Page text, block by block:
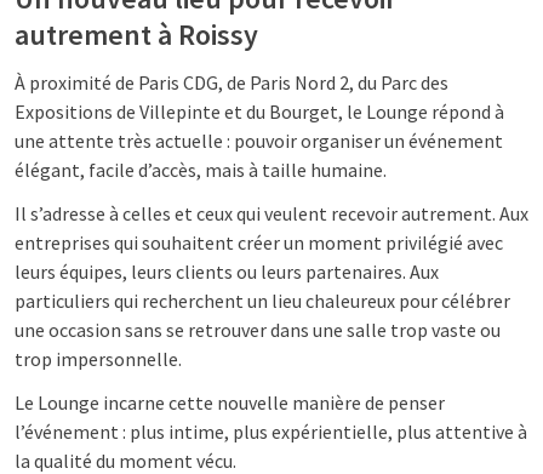
autrement à Roissy
À proximité de Paris CDG, de Paris Nord 2, du Parc des
Expositions de Villepinte et du Bourget, le Lounge répond à
une attente très actuelle : pouvoir organiser un événement
élégant, facile d’accès, mais à taille humaine.
Il s’adresse à celles et ceux qui veulent recevoir autrement. Aux
entreprises qui souhaitent créer un moment privilégié avec
leurs équipes, leurs clients ou leurs partenaires. Aux
particuliers qui recherchent un lieu chaleureux pour célébrer
une occasion sans se retrouver dans une salle trop vaste ou
trop impersonnelle.
Le Lounge incarne cette nouvelle manière de penser
l’événement : plus intime, plus expérientielle, plus attentive à
la qualité du moment vécu.